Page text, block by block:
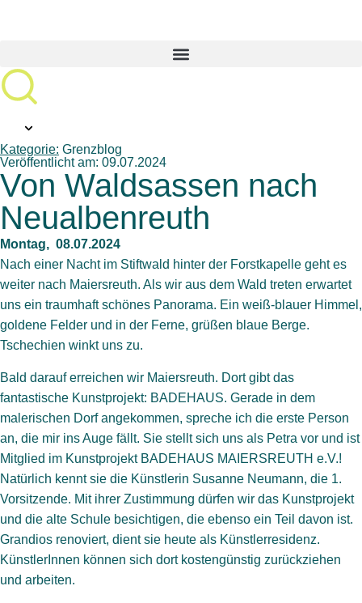
Kategorie: Grenzblog
Veröffentlicht am: 09.07.2024
Von Waldsassen nach
Neualbenreuth
Montag, 08.07.2024
Nach einer Nacht im Stiftwald hinter der Forstkapelle geht es
weiter nach Maiersreuth. Als wir aus dem Wald treten erwartet
uns ein traumhaft schönes Panorama. Ein weiß-blauer Himmel,
goldene Felder und in der Ferne, grüßen blaue Berge.
Tschechien winkt uns zu.
Bald darauf erreichen wir Maiersreuth. Dort gibt das
fantastische Kunstprojekt: BADEHAUS. Gerade in dem
malerischen Dorf angekommen, spreche ich die erste Person
an, die mir ins Auge fällt. Sie stellt sich uns als Petra vor und ist
Mitglied im Kunstprojekt BADEHAUS MAIERSREUTH e.V.!
Natürlich kennt sie die Künstlerin Susanne Neumann, die 1.
Vorsitzende. Mit ihrer Zustimmung dürfen wir das Kunstprojekt
und die alte Schule besichtigen, die ebenso ein Teil davon ist.
Grandios renoviert, dient sie heute als Künstlerresidenz.
KünstlerInnen können sich dort kostengünstig zurückziehen
und arbeiten.